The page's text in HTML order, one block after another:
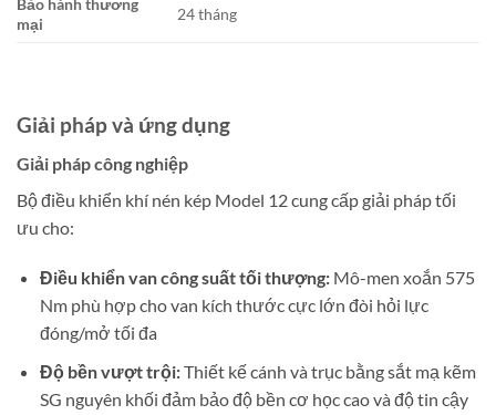
Bảo hành thương
mại
24 tháng
Giải pháp và ứng dụng
Giải pháp công nghiệp
Bộ điều khiển khí nén kép Model 12 cung cấp giải pháp tối
ưu cho:
Điều khiển van công suất tối thượng:Mô-men xoắn 575
Nm phù hợp cho van kích thước cực lớn đòi hỏi lực
đóng/mở tối đa
Độ bền vượt trội:Thiết kế cánh và trục bằng sắt mạ kẽm
SG nguyên khối đảm bảo độ bền cơ học cao và độ tin cậy